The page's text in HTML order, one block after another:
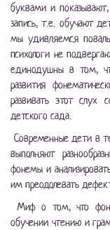
буквами и
запись, т.е. обучают
мы удивляемся
психологи не
единодушны в том,
развития
развивать этот
детского сада.
Современные дети в
выполняют
фонемы и
им преодолевать
Миф о том, что
обучении чтению и